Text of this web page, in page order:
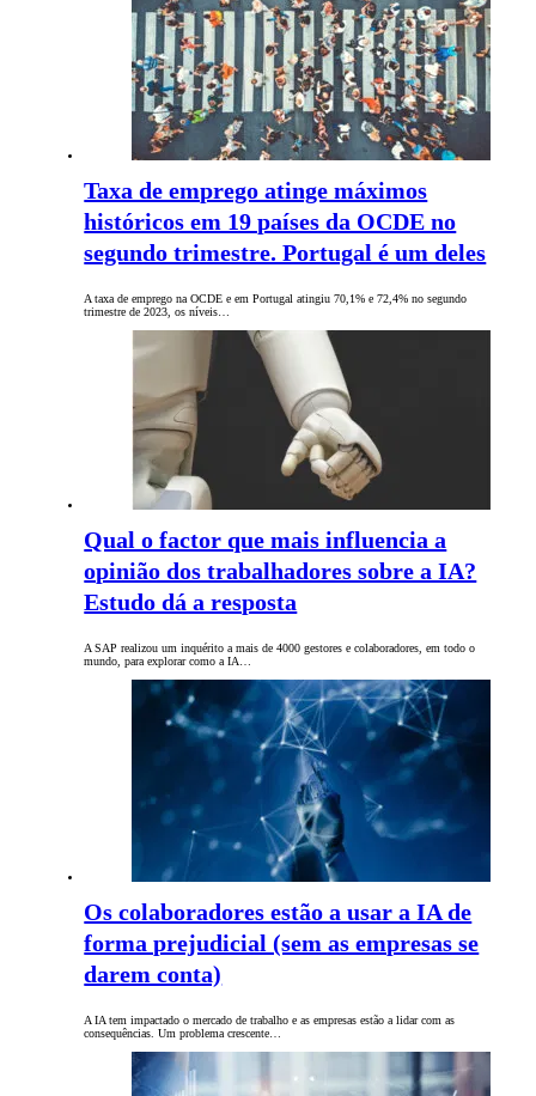
Taxa de emprego atinge máximos
históricos em 19 países da OCDE no
segundo trimestre. Portugal é um deles
A taxa de emprego na OCDE e em Portugal atingiu 70,1% e 72,4% no segundo
trimestre de 2023, os níveis…
Qual o factor que mais influencia a
opinião dos trabalhadores sobre a IA?
Estudo dá a resposta
A SAP realizou um inquérito a mais de 4000 gestores e colaboradores, em todo o
mundo, para explorar como a IA…
Os colaboradores estão a usar a IA de
forma prejudicial (sem as empresas se
darem conta)
A IA tem impactado o mercado de trabalho e as empresas estão a lidar com as
consequências. Um problema crescente…